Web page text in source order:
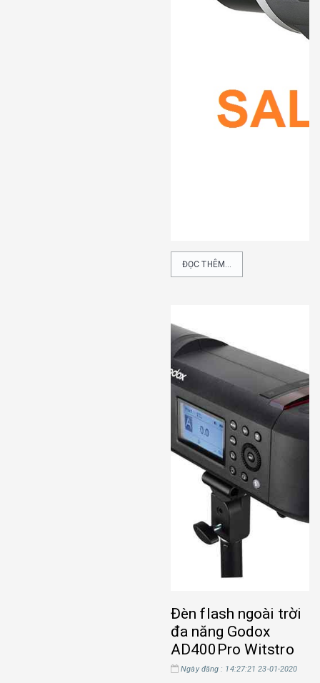
ĐỌC THÊM...
Đèn flash ngoài trời
đa năng Godox
AD400Pro Witstro
Ngày đăng : 14:27:21 23-01-2020